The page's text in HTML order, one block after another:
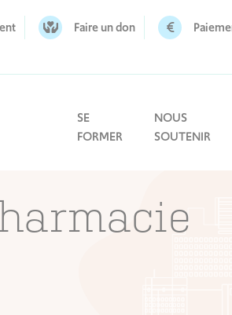
Faire un don
SE
FORMER
NOUS
SOUTENIR